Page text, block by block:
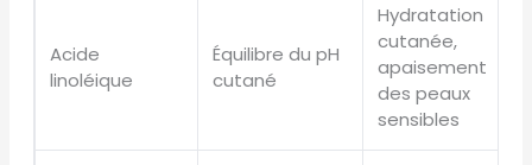
Acide
linoléique
Équilibre du pH
cutané
Hydratation
cutanée,
apaisement
des peaux
sensibles